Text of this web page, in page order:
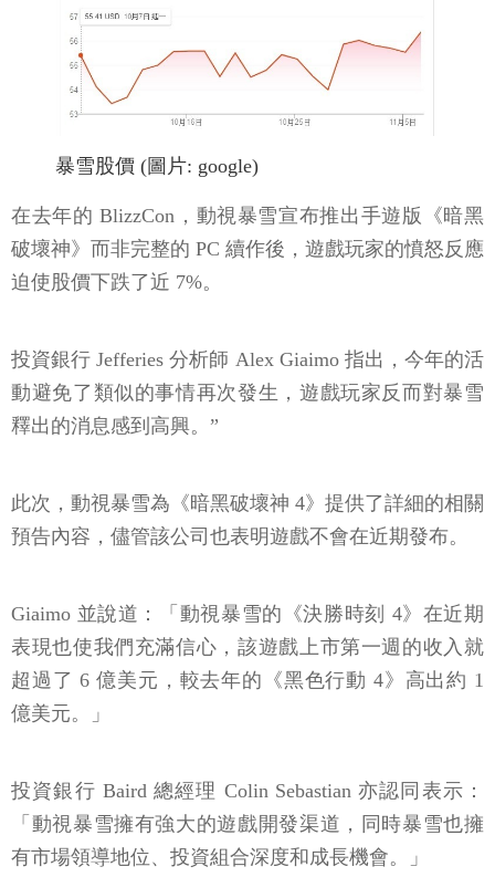
暴雪股價 (圖片: google)
在去年的 BlizzCon，動視暴雪宣布推出手遊版《暗黑
破壞神》而非完整的 PC 續作後，遊戲玩家的憤怒反應
迫使股價下跌了近 7%。
投資銀行 Jefferies 分析師 Alex Giaimo 指出，今年的活
動避免了類似的事情再次發生，遊戲玩家反而對暴雪
釋出的消息感到高興。”
此次，動視暴雪為《暗黑破壞神 4》提供了詳細的相關
預告內容，儘管該公司也表明遊戲不會在近期發布。
Giaimo 並說道：「動視暴雪的《決勝時刻 4》在近期
表現也使我們充滿信心，該遊戲上市第一週的收入就
超過了 6 億美元，較去年的《黑色行動 4》高出約 1
億美元。」
投資銀行 Baird 總經理 Colin Sebastian 亦認同表示：
「動視暴雪擁有強大的遊戲開發渠道，同時暴雪也擁
有市場領導地位、投資組合深度和成長機會。」